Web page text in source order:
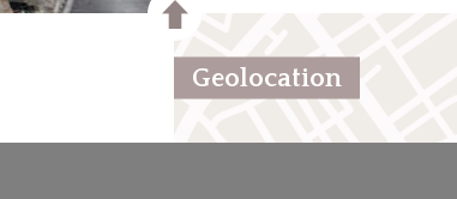
Geolocation